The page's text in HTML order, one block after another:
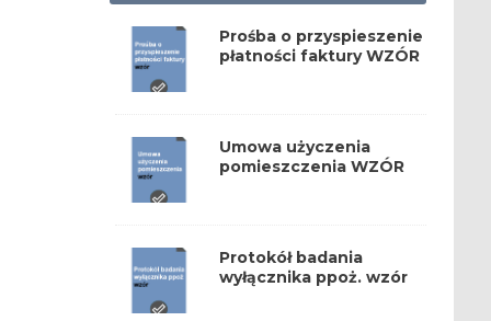
Prośba o przyspieszenie
płatności faktury WZÓR
Umowa użyczenia
pomieszczenia WZÓR
Protokół badania
wyłącznika ppoż. wzór